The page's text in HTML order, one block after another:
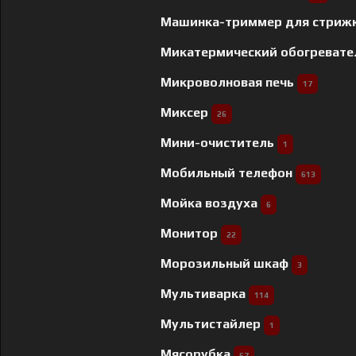
Машинка-триммер для
Микатермический
Микроволновая печь 17
Миксер 26
Мини-очиститель 1
Мобильный телефон 613
Мойка воздуха 6
Монитор 22
Морозильный шкаф 3
Мультиварка 114
Мультистайлер 1